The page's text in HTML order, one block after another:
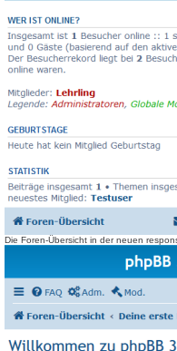
Die Foren-Übersicht in der neuen